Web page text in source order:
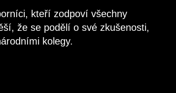
kteří zodpoví všechny
že se podělí o své zkušenosti,
kolegy.